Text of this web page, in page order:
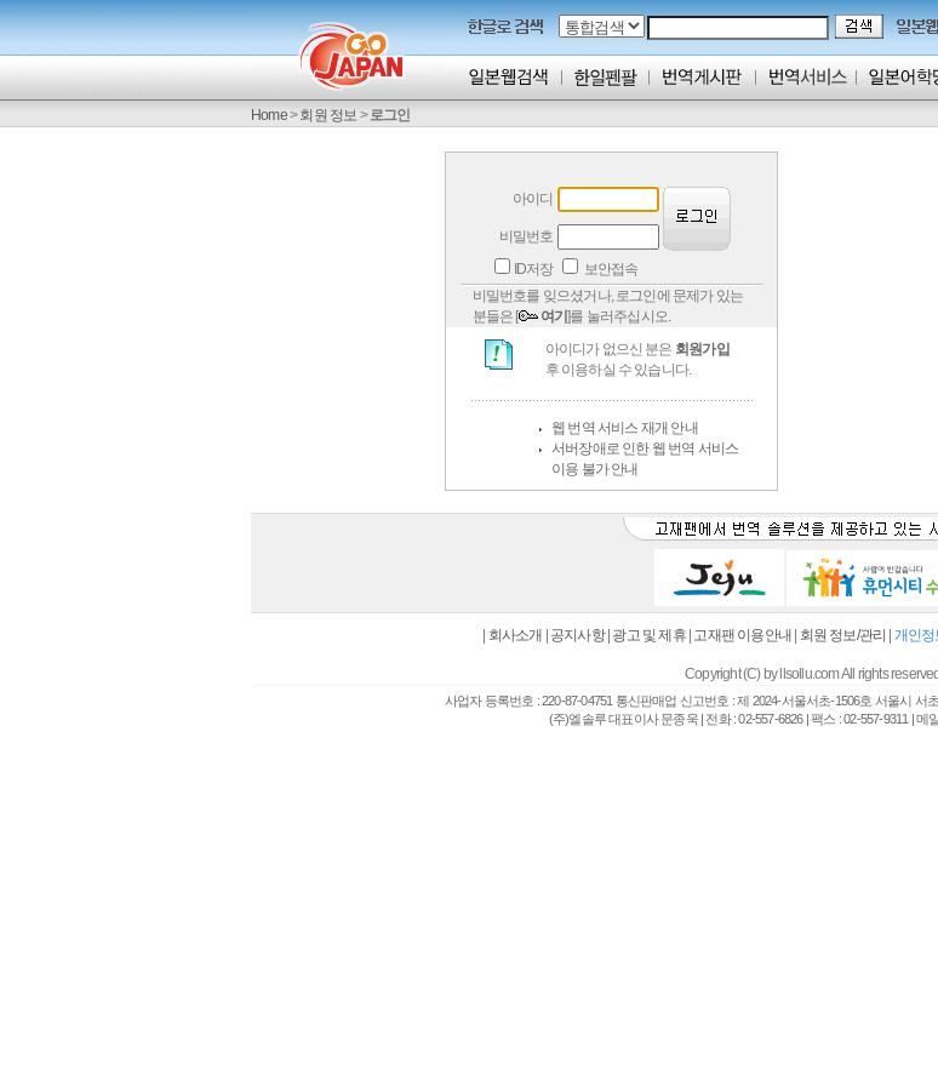
Home>회원 정보 >로그인
아이디
비밀번호
ID저장
보안접속
비밀번호를 잊으셨거나, 로그인에 문제가 있는
분들은 [
여기]를 눌러주십시오.
아이디가 없으신 분은 회원가입
후 이용하실 수 있습니다.
웹 번역 서비스 재개 안내
서버장애로 인한 웹 번역 서비스
이용 불가 안내
회사소개 공지사항| 광고 및 제휴| 고재팬 이용안내 회원 정보/관리 개인정
Copyright (C) by llsollu.com All rights
사업자 등록번호 : 220-87-04751 통신판매업 신고번호 : 제 2024-서울서초-1506호 서울시 서
(주)엘솔루 대표이사 문종욱 | 전화 : 02-557-6826 | 팩스 : 02-557-9311 | 메